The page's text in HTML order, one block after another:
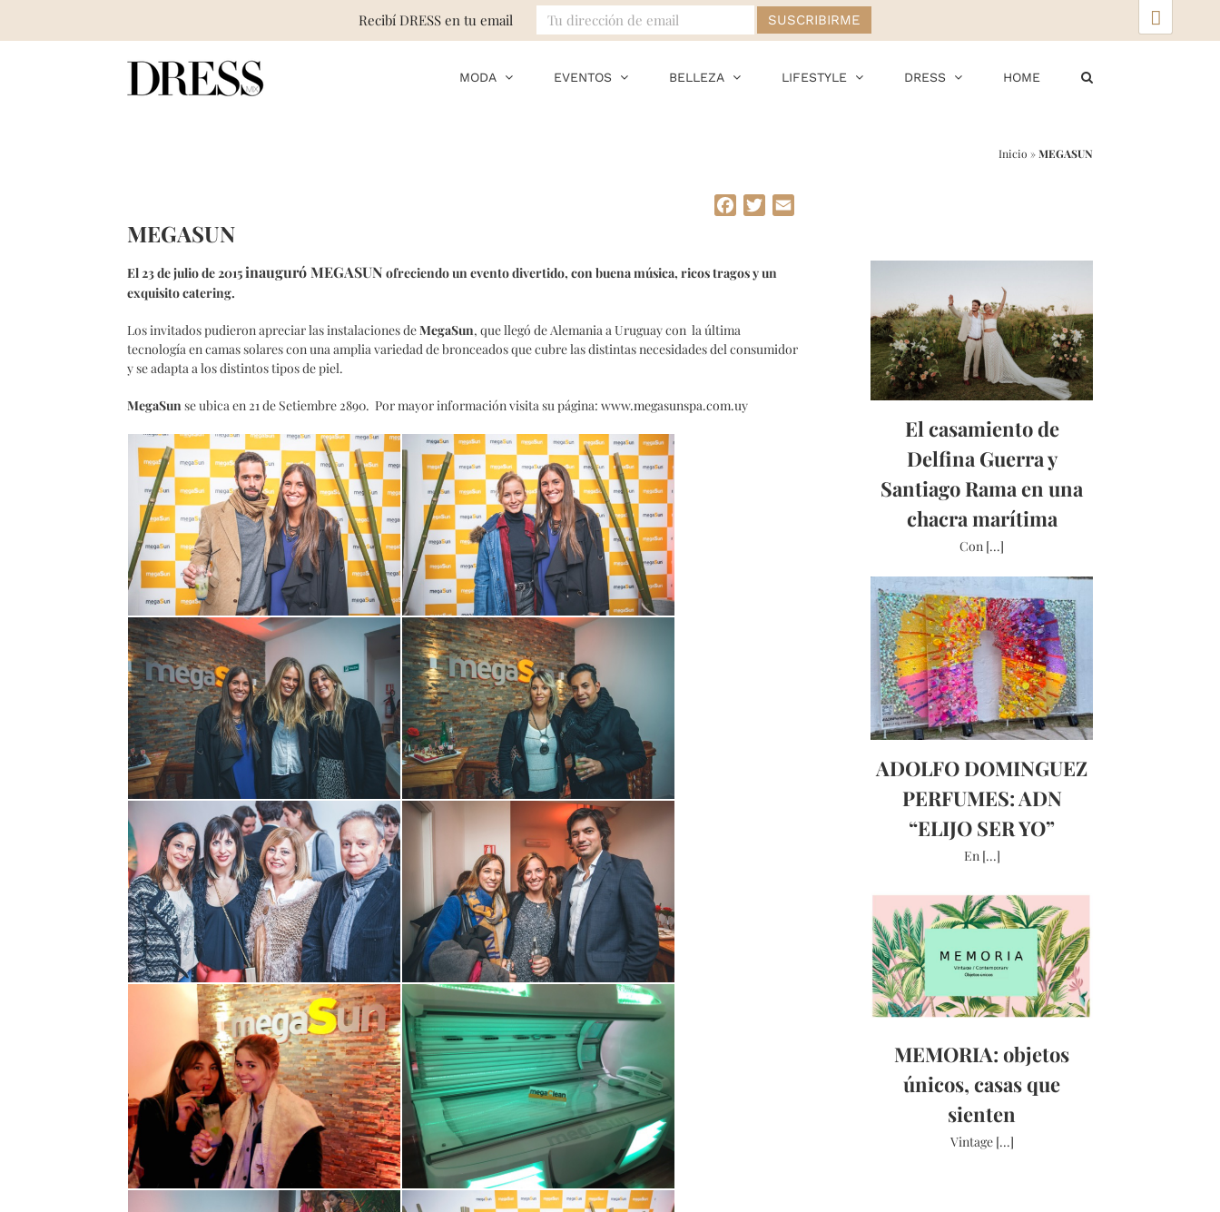
MODA EVENTOS BELLEZA LIFESTYLE DRESS HOME
Inicio »MEGASUN
Facebook
Twitter
MEGASUN
El 23 de julio de 2015inauguró MEGASUN ofreciendo un evento divertido, con buena música, ricos tragos y un
exquisito catering.
Los invitados pudieron apreciar las instalaciones deMegaSun, que llegó de Alemania a Uruguay con la última
tecnología en camas solares con una amplia variedad de bronceados que cubre las distintas necesidades del consumidor
y se adapta a los distintos tipos de piel.
MegaSunse ubica en 21 de Setiembre 2890. Por mayor información visita su página: www.megasunspa.com.uy
El casamiento de
Delfina Guerra y
Santiago Rama en una
chacra marítima
Con [...]
ADOLFO DOMINGUEZ
PERFUMES: ADN
“ELIJO SER YO”
En [...]
MEMORIA: objetos
únicos, casas que
sienten
Vintage [...]
Recibí DRESS en tu email